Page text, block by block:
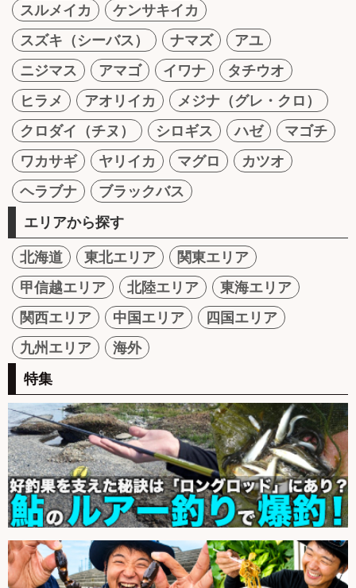
スルメイカ
ケンサキイカ
スズキ（シーバス）
ナマズ
アユ
ニジマス
アマゴ イワナ
タチウオ
ヒラメ
アオリイカ
メジナ（グレ・クロ）
クロダイ（チヌ）
シロギス ハゼ
マゴチ
ワカサギ
ヤリイカ マグロ
カツオ
ヘラブナ
ブラックバス
エリアから探す
北海道 東北エリア
関東エリア
甲信越エリア
北陸エリア
東海エリア
関西エリア
中国エリア
四国エリア
九州エリア
海外
特集